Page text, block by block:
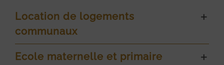
Location de logements
communaux
Ecole maternelle et primaire